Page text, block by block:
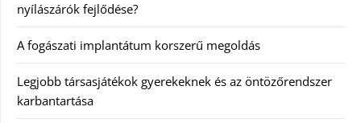
nyílászárók fejlődése?
A fogászati implantátum korszerű megoldás
Legjobb társasjátékok gyerekeknek és az öntözőrendszer
karbantartása